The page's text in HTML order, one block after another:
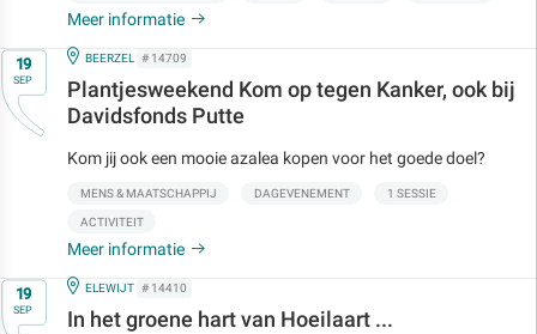
Meer informatie
Op19
SEP
IN
BEERZEL # 14709
Plantjesweekend Kom op tegen Kanker, ook bij
Davidsfonds Putte
Kom jij ook een mooie azalea kopen voor het goede doel?
MENS & MAATSCHAPPIJ DAGEVENEMENT 1 SESSIE
ACTIVITEIT
Meer informatie
Op19
SEP
IN
ELEWIJT # 14410
In het groene hart van Hoeilaart ...